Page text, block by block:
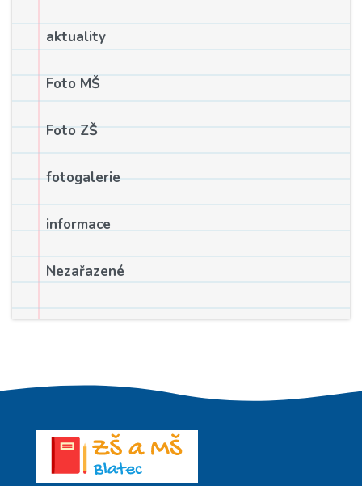
aktuality
Foto MŠ
Foto ZŠ
fotogalerie
informace
Nezařazené